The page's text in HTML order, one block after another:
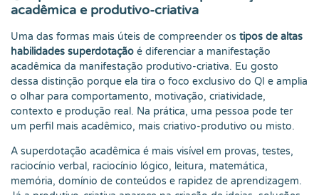
acadêmica e produtivo-criativa
Uma das formas mais úteis de compreender os tipos de altas
habilidades superdotação é diferenciar a manifestação
acadêmica da manifestação produtivo-criativa. Eu gosto
dessa distinção porque ela tira o foco exclusivo do QI e amplia
o olhar para comportamento, motivação, criatividade,
contexto e produção real. Na prática, uma pessoa pode ter
um perfil mais acadêmico, mais criativo-produtivo ou misto.
A superdotação acadêmica é mais visível em provas, testes,
raciocínio verbal, raciocínio lógico, leitura, matemática,
memória, domínio de conteúdos e rapidez de aprendizagem.